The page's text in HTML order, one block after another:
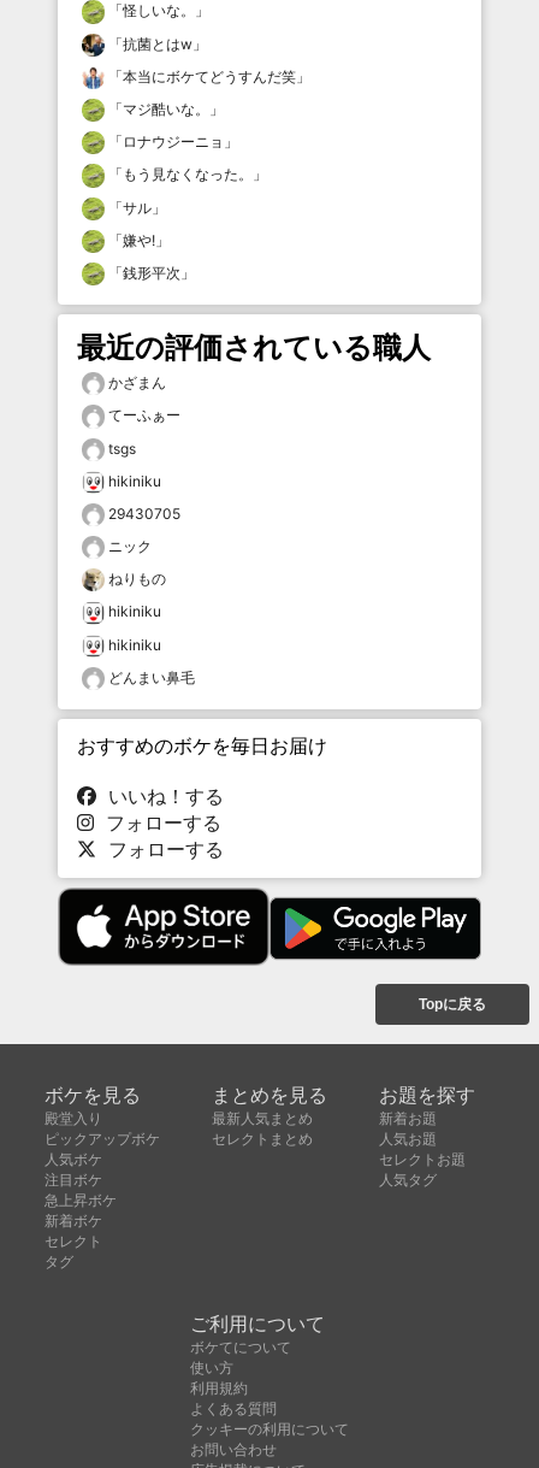
「怪しいな。
」
「抗菌とはw 」
「本当にボケてどうすんだ笑 」
「マジ酷いな。
」
「 ロナウジーニョ 」
「 もう見なくなった。
」
「サル 」
「嫌や! 」
「銭形平次 」
最近の評価されている職人
かざまん
てーふぁー
tsgs
hikiniku
29430705
ニック
ねりもの
hikiniku
hikiniku
どんまい鼻毛
おすすめのボケを毎日お届け
いいね！する
フォローする
フォローする
Topに戻る
ボケを見る
殿堂入り
ピックアップボケ
人気ボケ
注目ボケ
急上昇ボケ
新着ボケ
セレクト
タグ
まとめを見る
最新人気まとめ
セレクトまとめ
お題を探す
新着お題
人気お題
セレクトお題
人気タグ
ご利用について
ボケてについて
使い方
利用規約
よくある質問
クッキーの利用について
お問い合わせ